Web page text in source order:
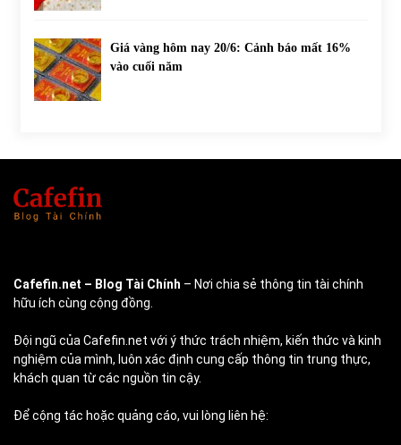
Giá vàng hôm nay 20/6: Cảnh báo mất 16%
vào cuối năm
Cafefin.net – Blog Tài Chính – Nơi chia sẻ thông tin tài chính
hữu ích cùng cộng đồng.
Đội ngũ của Cafefin.net với ý thức trách nhiệm, kiến thức và kinh
nghiệm của mình, luôn xác định cung cấp thông tin trung thực,
khách quan từ các nguồn tin cậy.
Để cộng tác hoặc quảng cáo, vui lòng liên hệ: